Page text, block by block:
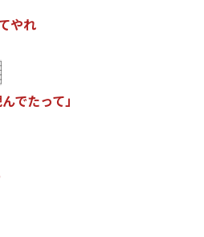
やれ
んでたって 」